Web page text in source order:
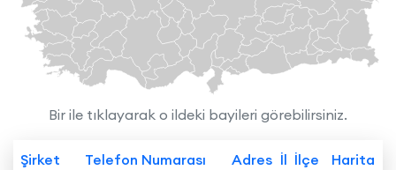
Bir ile tıklayarak o ildeki bayileri görebilirsiniz.
Şirket Telefon Numarası Adres İl İlçe Harita